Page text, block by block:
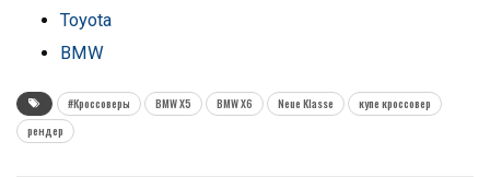
Toyota
BMW
#Кроссоверы BMW X5 BMW X6 Neue Klasse
купе кроссовер
рендер